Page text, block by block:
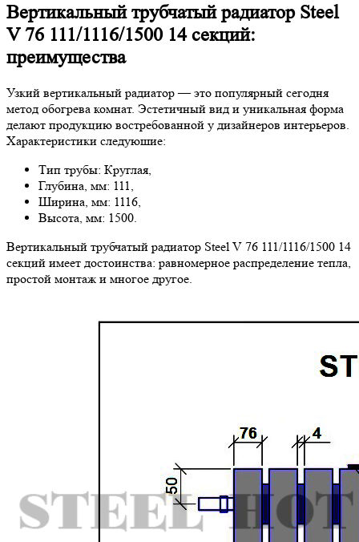
Вертикальный трубчатый радиатор Steel
V 76 111/1116/1500 14 секций:
преимущества
Узкий вертикальный радиатор — это популярный сегодня
метод обогрева комнат. Эстетичный вид и уникальная форма
делают продукцию востребованной у дизайнеров интерьеров.
Характеристики следуюшие:
Тип трубы: Круглая,
Глубина, мм: 111,
Ширина, мм: 1116,
Высота, мм: 1500.
Вертикальный трубчатый радиатор Steel V 76 111/1116/1500 14
секций имеет достоинства: равномерное распределение тепла,
простой монтаж и многое другое.